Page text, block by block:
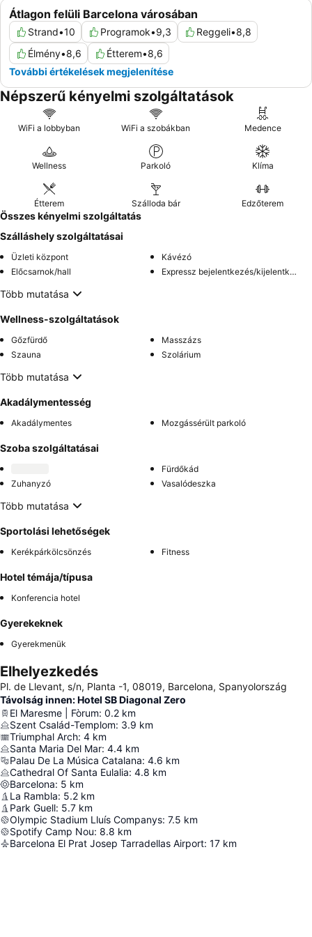
Átlagon felüli Barcelona városában
Strand•10 Programok•9,3 Reggeli•8,8
Élmény•8,6 Étterem•8,6
További értékelések megjelenítése
Népszerű kényelmi szolgáltatások
WiFi a lobbyban WiFi a szobákban Medence
Wellness Parkoló Klíma
Étterem Szálloda bár Edzőterem
Összes kényelmi szolgáltatás
Szálláshely szolgáltatásai
Üzleti központ
Kávézó
Előcsarnok/hall
Expressz bejelentkezés/kijelentkezés
Több mutatása
Wellness-szolgáltatások
Gőzfürdő
Masszázs
Szauna
Szolárium
Több mutatása
Akadálymentesség
Akadálymentes Mozgássérült parkoló
Szoba szolgáltatásai
Fürdőkád
Zuhanyzó
Vasalódeszka
Több mutatása
Sportolási lehetőségek
Kerékpárkölcsönzés Fitness
Hotel témája/típusa
Konferencia hotel
Gyerekeknek
Gyerekmenük
Elhelyezkedés
Pl. de Llevant, s/n, Planta -1, 08019, Barcelona, Spanyolország
Távolság innen: Hotel SB Diagonal Zero
El Maresme | Fòrum: 0.2 km
Szent Család-Templom: 3.9 km
Triumphal Arch: 4 km
Santa Maria Del Mar: 4.4 km
Palau De La Música Catalana: 4.6 km
Cathedral Of Santa Eulalia: 4.8 km
Barcelona: 5 km
La Rambla: 5.2 km
Park Guell: 5.7 km
Olympic Stadium Lluís Companys: 7.5 km
Spotify Camp Nou: 8.8 km
Barcelona El Prat Josep Tarradellas Airport: 17 km